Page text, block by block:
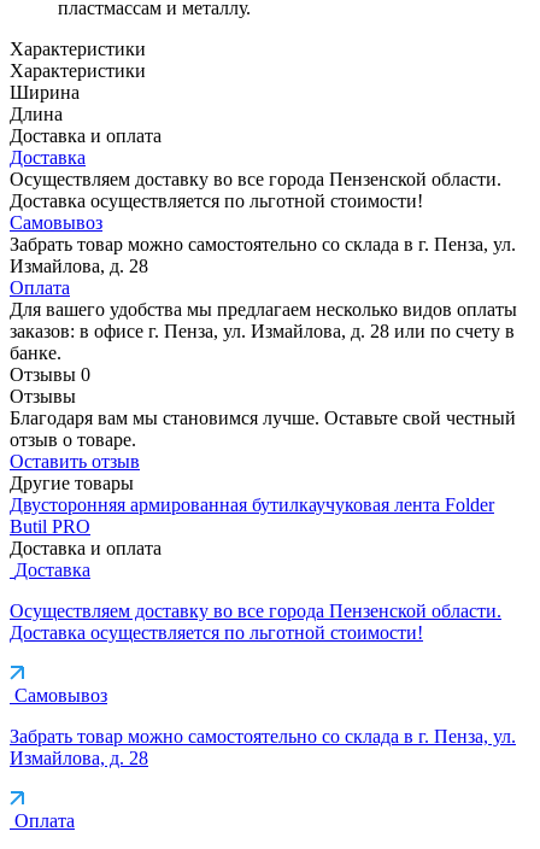
пластмассам и металлу.
Характеристики
Характеристики
Ширина
Длина
Доставка и оплата
Доставка
Осуществляем доставку во все города Пензенской области.
Доставка осуществляется по льготной стоимости!
Самовывоз
Забрать товар можно самостоятельно со склада в г. Пенза, ул.
Измайлова, д. 28
Оплата
Для вашего удобства мы предлагаем несколько видов оплаты
заказов: в офисе г. Пенза, ул. Измайлова, д. 28 или по счету в
банке.
Отзывы 0
Отзывы
Благодаря вам мы становимся лучше. Оставьте свой честный
отзыв о товаре.
Оставить отзыв
Другие товары
Двусторонняя армированная бутилкаучуковая лента Folder
Butil PRO
Доставка и оплата
Доставка
Осуществляем доставку во все города Пензенской области.
Доставка осуществляется по льготной стоимости!
Самовывоз
Забрать товар можно самостоятельно со склада в г. Пенза, ул.
Измайлова, д. 28
Оплата